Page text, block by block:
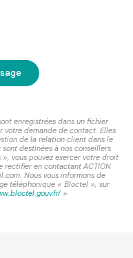
enregistrées dans un fichier
votre demande de contact. Elles
de la relation client dans le
destinées à nos conseillers
vous pouvez exercer votre droit
rectifier en contactant ACTION
Nous vous informons de
téléphonique « Bloctel », sur
»